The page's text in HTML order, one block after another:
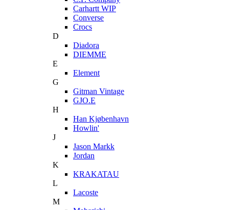
Carhartt WIP
Converse
Crocs
D
Diadora
DIEMME
E
Element
G
Gitman Vintage
GJO.E
H
Han Kjøbenhavn
Howlin'
J
Jason Markk
Jordan
K
KRAKATAU
L
Lacoste
M